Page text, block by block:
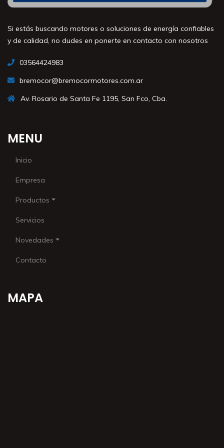
Si estás buscando motores o soluciones de energía confiables
y de calidad, no dudes en ponerte en contacto con nosotros
03564424983
bremocor@bremocormotores.com.ar
Av. Rosario de Santa Fe 1195, San Fco, Cba.
MENU
Inicio
Empresa
Productos
Servicios
Novedades
Contacto
MAPA